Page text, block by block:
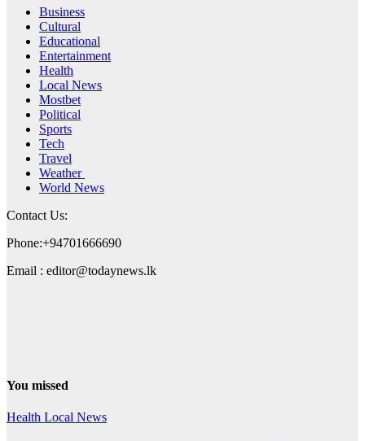
Business
Cultural
Educational
Entertainment
Health
Local News
Mostbet
Political
Sports
Tech
Travel
Weather
World News
Contact Us:
Phone:+94701666690
Email : editor@todaynews.lk
You missed
Health Local News